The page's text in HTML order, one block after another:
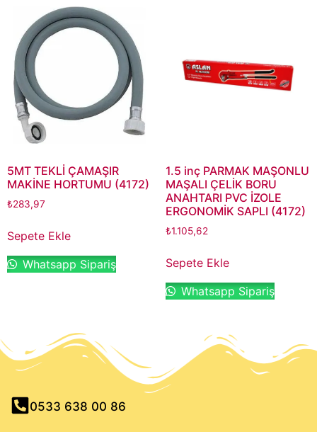
5MT TEKLİ ÇAMAŞIR
MAKİNE HORTUMU (4172)
₺283,97
Sepete Ekle
Whatsapp Sipariş
1.5 inç PARMAK MAŞONLU
MAŞALI ÇELİK BORU
ANAHTARI PVC İZOLE
ERGONOMİK SAPLI (4172)
₺1.105,62
Sepete Ekle
Whatsapp Sipariş
0533 638 00 86